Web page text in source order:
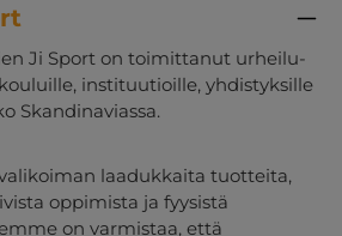
Ji Sport on toimittanut urheilu-
instituutioille, yhdistyksille
Skandinaviassa.
laadukkaita tuotteita,
oppimista ja fyysistä
on varmistaa, että